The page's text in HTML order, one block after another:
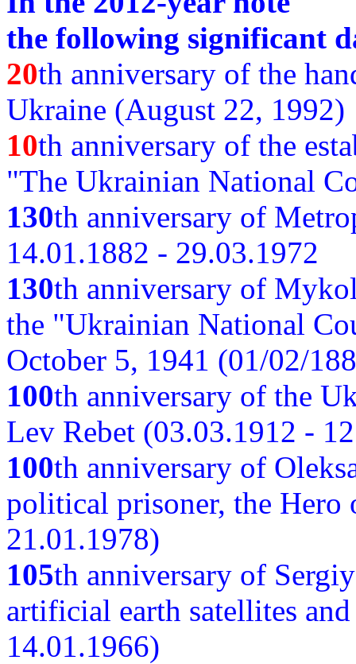
the following significant
20th anniversary of the
Ukraine (August 22, 1992)
10th anniversary of the
"The Ukrainian National
130th anniversary of
14.01.1882 - 29.03.1972
130th anniversary of
the "Ukrainian National
October 5, 1941 (01/02/
100th anniversary of the
Lev Rebet (03.03.1912 -
100th anniversary of
political prisoner, the
21.01.1978)
105th anniversary of
artificial earth satellites
14.01.1966)